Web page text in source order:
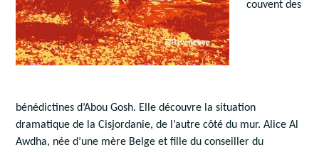
couvent des
bénédictines d’Abou Gosh. Elle découvre la situation
dramatique de la Cisjordanie, de l’autre côté du mur. Alice Al
Awdha, née d’une mère Belge et fille du conseiller du